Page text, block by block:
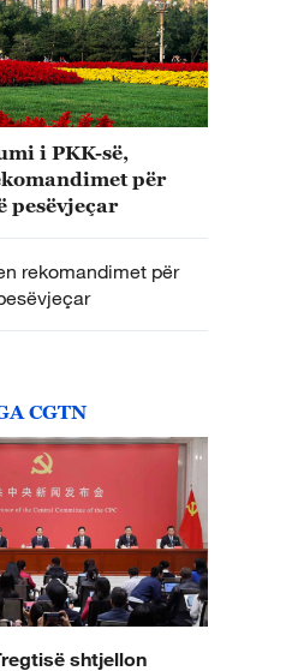
i PKK-së,
për
pesëvjeçar
rekomandimet për
CGTN
shtjellon